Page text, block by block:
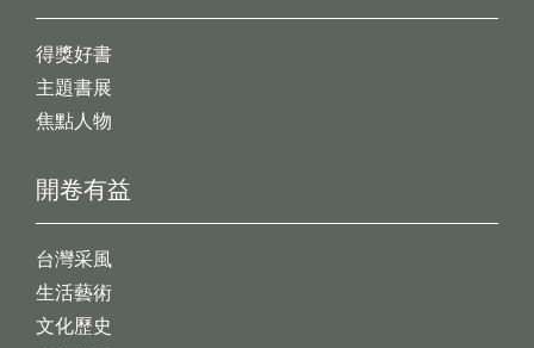
開卷有益
台灣采風
生活藝術
文化歷史
得獎好書
主題書展
焦點人物